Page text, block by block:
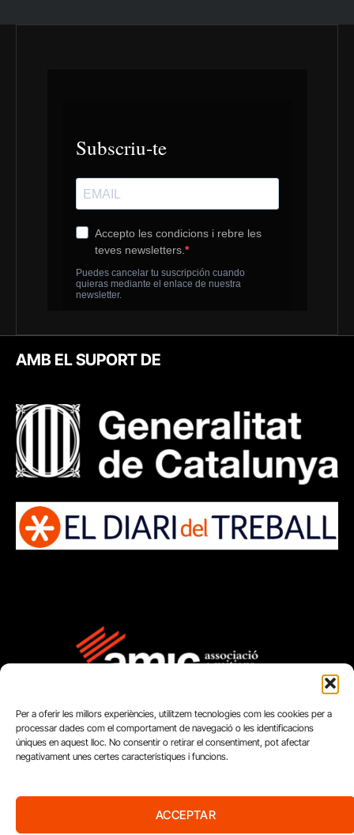
Per a oferir les millors experiències, utilitzem tecnologies com les cookies per a
processar dades com el comportament de navegació o les identificacions
úniques en aquest lloc. No consentir o retirar el consentiment, pot afectar
negativament unes certes característiques i funcions.
ACCEPTAR
AMB EL SUPORT DE
FUNDACIÓ
PERIODISME